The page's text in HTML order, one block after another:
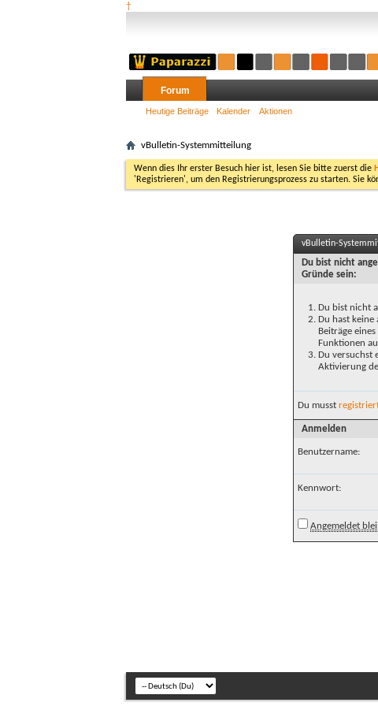
†
Forum
Heutige Beiträge Kalender Aktionen
vBulletin-Systemmitteilung
Wenn dies Ihr erster Besuch hier ist, lesen Sie bitte zuerst die
'Registrieren', um den Registrierungsprozess zu starten. Sie
vBulletin-
Du bist nicht
Gründe sein:
Du bist nicht
Du hast keine
Beiträge
Funktionen
Du versuchst
Aktivierung
Du musst
Anmelden
Benutzername:
Kennwort:
Angemeldet